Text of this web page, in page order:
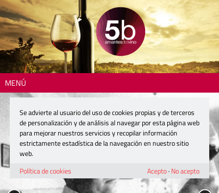
MENÚ
Se advierte al usuario del uso de cookies propias y de terceros
de personalización y de análisis al navegar por esta página web
para mejorar nuestros servicios y recopilar información
estrictamente estadística de la navegación en nuestro sitio
web.
Política de cookies
Acepto· No acepto